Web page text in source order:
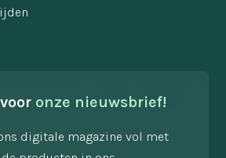
onze nieuwsbrief!
digitale magazine vol met